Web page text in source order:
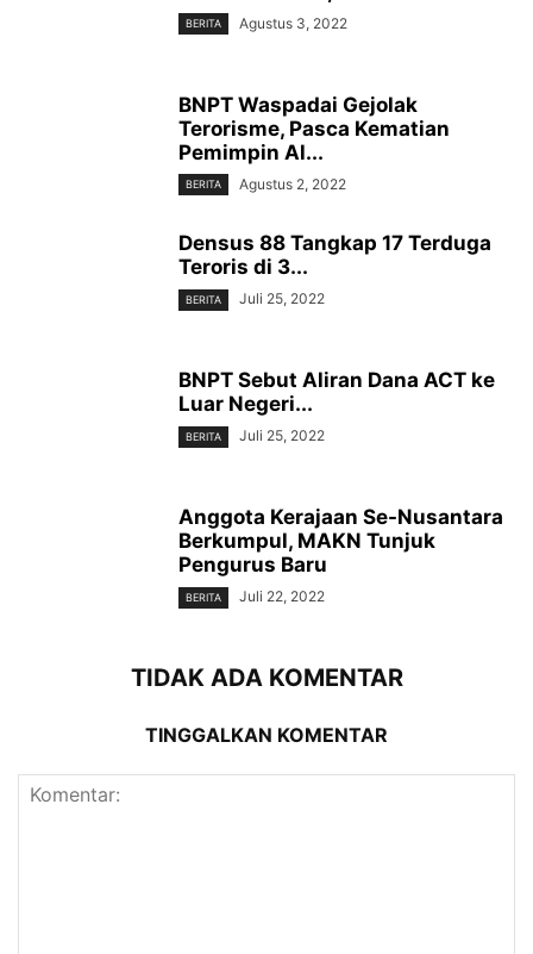
BERITA Agustus 3, 2022
BNPT Waspadai Gejolak
Terorisme, Pasca Kematian
Pemimpin Al...
BERITA Agustus 2, 2022
Densus 88 Tangkap 17 Terduga
Teroris di 3...
BERITA Juli 25, 2022
BNPT Sebut Aliran Dana ACT ke
Luar Negeri...
BERITA Juli 25, 2022
Anggota Kerajaan Se-Nusantara
Berkumpul, MAKN Tunjuk
Pengurus Baru
BERITA Juli 22, 2022
TIDAK ADA KOMENTAR
TINGGALKAN KOMENTAR